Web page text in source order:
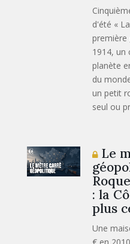
d'été «
première
1914, un
planète
du
un petit
seul ou
Le
: la
plus
Une